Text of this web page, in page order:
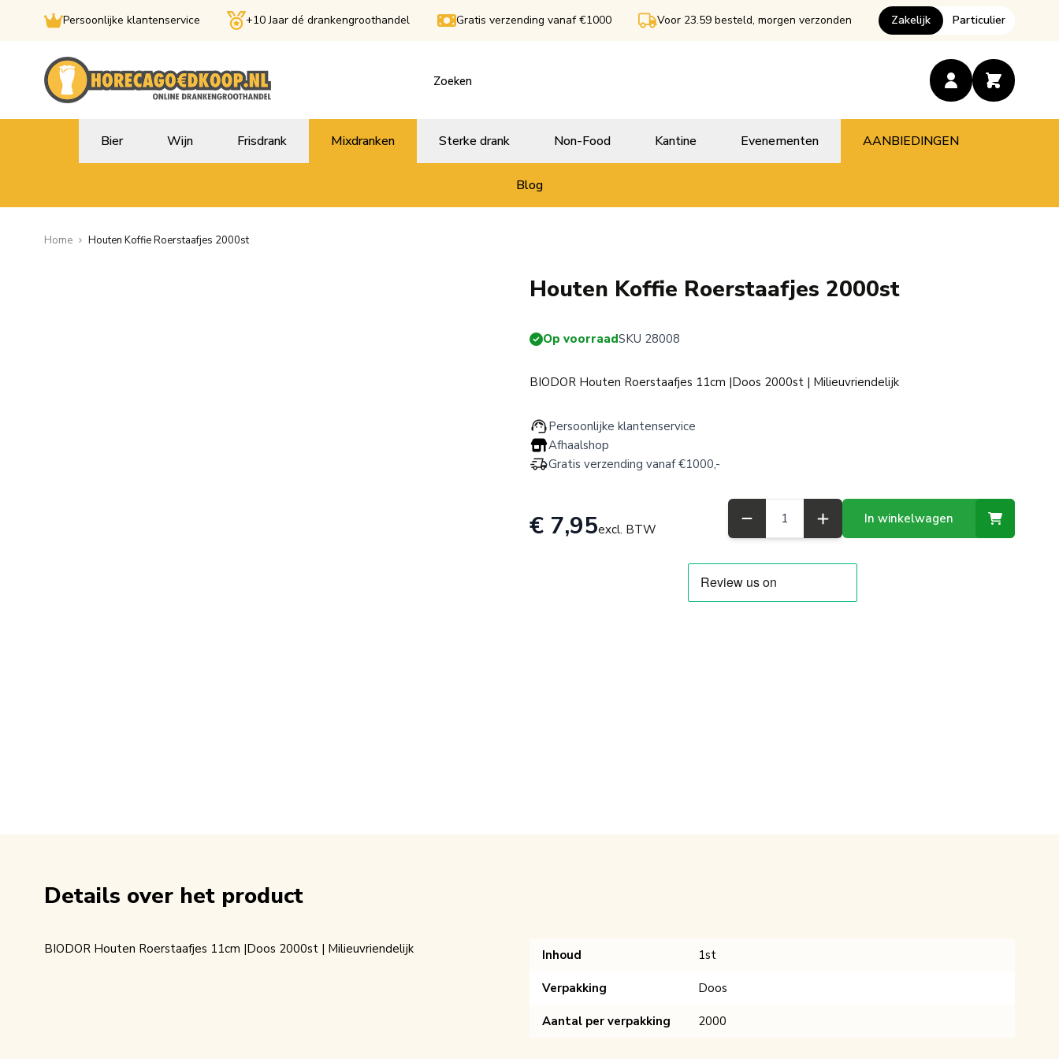
Persoonlijke klantenservice +10 Jaar dé drankengroothandel Gratis verzending vanaf €1000 Voor 23.59 besteld, morgen verzonden Zakelijk Particulier
Bier Wijn Frisdrank Mixdranken Sterke drank Non-Food Kantine Evenementen AANBIEDINGEN
Blog
Home Houten Koffie Roerstaafjes 2000st
Houten Koffie Roerstaafjes 2000st
Op voorraadSKU 28008
BIODOR Houten Roerstaafjes 11cm |Doos 2000st | Milieuvriendelijk
Persoonlijke klantenservice
Afhaalshop
Gratis verzending vanaf €1000,-
€ 7,95excl. BTW
In winkelwagen
Details over het product
BIODOR Houten Roerstaafjes 11cm |Doos 2000st | Milieuvriendelijk Inhoud 1st
Verpakking Doos
Aantal per verpakking 2000